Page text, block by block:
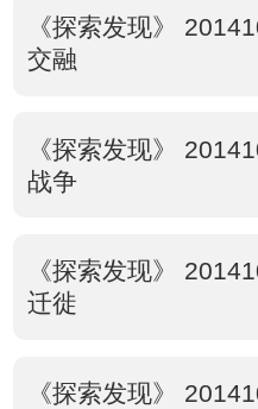
《探索发现》
交融
《探索发现》
战争
《探索发现》
迁徙
《探索发现》